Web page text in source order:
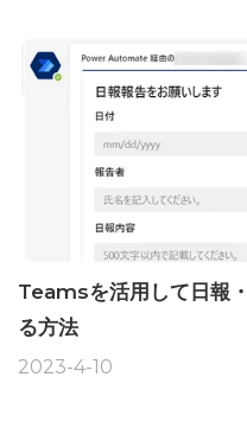
Teamsを活用して日報
る方法
2023-4-10